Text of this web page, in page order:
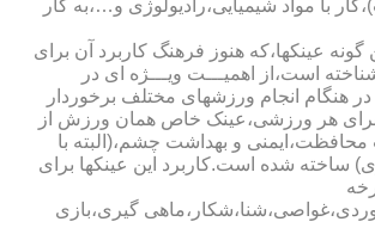
با مواد شیمیایی،رادیولوژی و…،به کار
عینکها،که هنوز فرهنگ کاربرد آن برای
است،از اهمیـــت ویـــژه ای در
هنگام انجام ورزشهای مختلف برخوردار
هر ورزشی،عینک خاص همان ورزش از
و بهداشت چشم،(البته با
ساخته شده است.کاربرد این عینکها برای
گیری،بازی